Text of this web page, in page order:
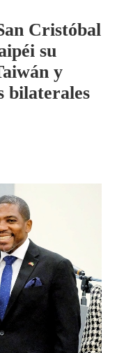
Cristóbal
su
y
bilaterales